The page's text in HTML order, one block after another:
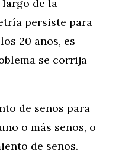
de la
persiste para
20 años, es
se corrija
de senos para
o más senos, o
de senos.